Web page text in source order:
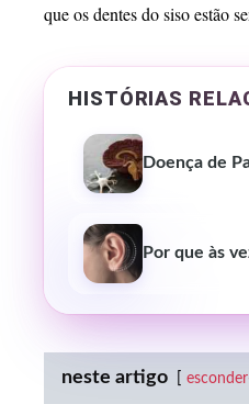
que os dentes do siso estão
HISTÓRIAS
Doença de
Por que às
neste artigo